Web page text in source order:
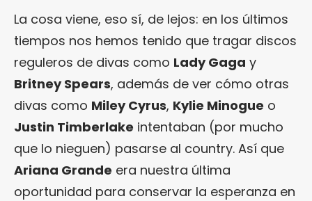
La cosa viene, eso sí, de lejos: en los últimos
tiempos nos hemos tenido que tragar discos
reguleros de divas como Lady Gaga y
Britney Spears, además de ver cómo otras
divas como Miley Cyrus, Kylie Minogue o
Justin Timberlake intentaban (por mucho
que lo nieguen) pasarse al country. Así que
Ariana Grande era nuestra última
oportunidad para conservar la esperanza en